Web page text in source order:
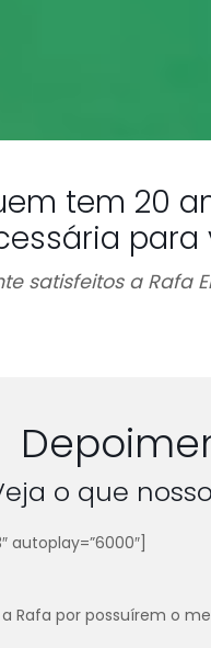
tem 20
para
satisfeitos a Rafa
o que
autoplay=”6000″]
Rafa por possuírem o